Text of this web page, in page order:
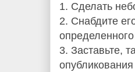
1. Сделать
2. Снабдите
3. Заставьте,